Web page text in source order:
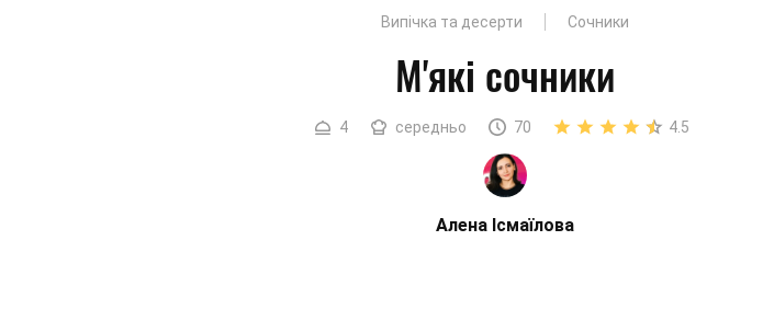
Випічка та десерти Сочники
М'які сочники
4 середньо 70 4.5
Алена Ісмаїлова